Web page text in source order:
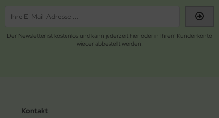
Der Newsletter ist kostenlos und kann jederzeit hier oder in Ihrem Kundenkonto
wieder abbestellt werden.
Kontakt